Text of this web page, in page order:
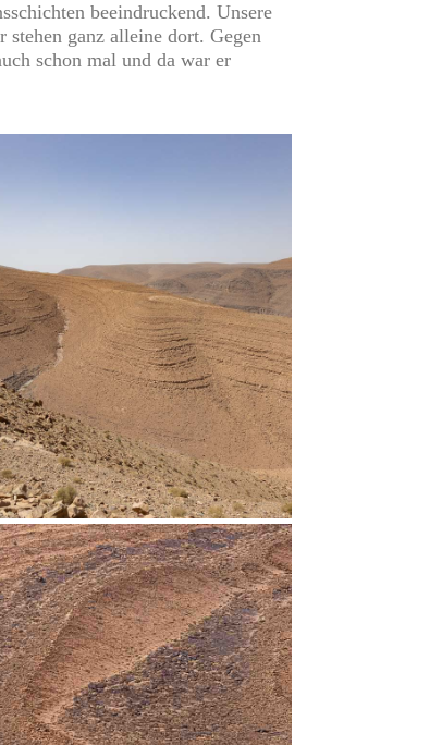
beeindruckend. Unsere
ganz alleine dort. Gegen
schon mal und da war er